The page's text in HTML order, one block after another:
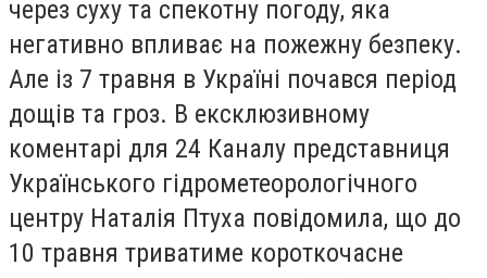
через суху та спекотну погоду, яка
негативно впливає на пожежну безпеку.
Але із 7 травня в Україні почався період
дощів та гроз. В ексклюзивному
коментарі для 24 Каналу представниця
Українського гідрометеорологічного
центру Наталія Птуха повідомила, що до
10 травня триватиме короткочасне